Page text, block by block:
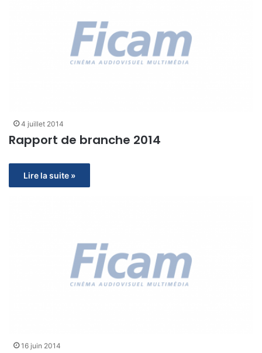
4 juillet 2014
Rapport de branche 2014
Lire la suite »
16 juin 2014